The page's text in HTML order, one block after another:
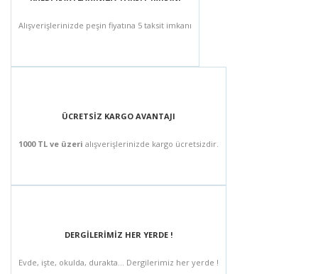
Alışverişlerinizde peşin fiyatına 5 taksit imkanı
ÜCRETSİZ KARGO AVANTAJI
1000 TL ve üzeri alışverişlerinizde kargo ücretsizdir.
DERGİLERİMİZ HER YERDE !
Evde, işte, okulda, durakta... Dergilerimiz her yerde !